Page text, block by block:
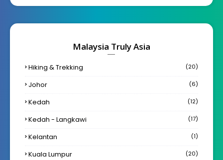
Malaysia Truly Asia
Hiking & Trekking (20)
Johor (6)
Kedah (12)
Kedah - Langkawi (17)
Kelantan (1)
Kuala Lumpur (20)